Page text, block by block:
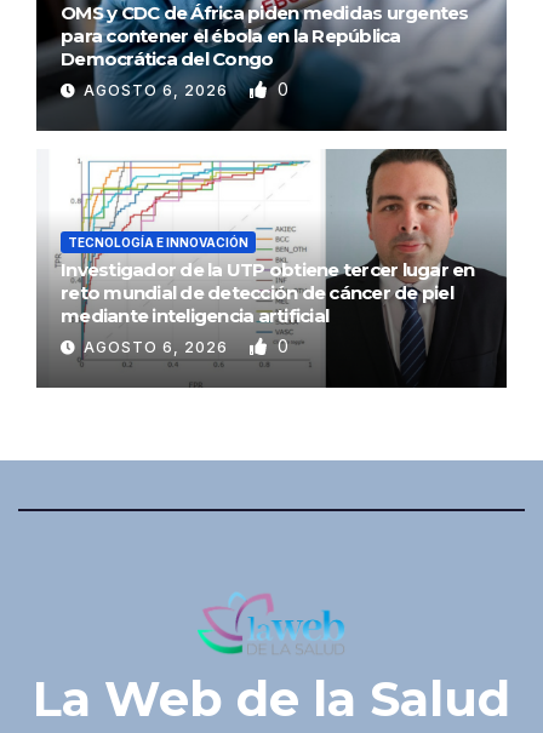
OMS y CDC de África piden medidas urgentes
para contener el ébola en la República
Democrática del Congo
AGOSTO 6, 2026 0
TECNOLOGÍA E INNOVACIÓN
Investigador de la UTP obtiene tercer lugar en
reto mundial de detección de cáncer de piel
mediante inteligencia artificial
AGOSTO 6, 2026 0
La Web de la Salud